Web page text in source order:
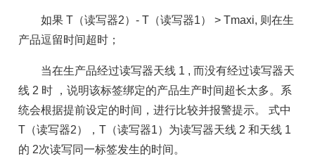
如果 T（读写器2）- T（读写器1） > Tmaxi, 则在生
产品逗留时间超时；
当在生产品经过读写器天线 1 , 而没有经过读写器天
线 2 时 ，说明该标签绑定的产品生产时间超长太多。系
统会根据提前设定的时间，进行比较并报警提示。 式中
T（读写器2），T（读写器1）为读写器天线 2 和天线 1
的 2次读写同一标签发生的时间。